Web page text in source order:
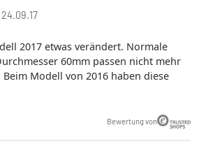
2017 etwas verändert. Normale
60mm passen nicht mehr
Modell von 2016 haben diese
Bewertung von